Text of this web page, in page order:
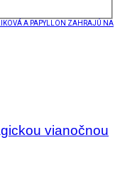
A PAPYLLON ZAHRAJÚ NA
vianočnou